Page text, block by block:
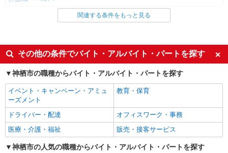
同じ雇用形態から小見川駅の求人を探す
同じ特徴から小見川駅の求人を探す
入社日応相談
未経験歓迎
経験者・有資格者歓迎
新卒・第二新卒歓迎
女性活躍中
フリーター歓迎
学歴不問
ブランクOK
ミドル（40代～）活躍中
エルダー（50代～）活躍中
シニア（60代～）活躍中
関連する条件をもっと見る
その他の条件でバイト・アルバイト・パートを探す
神栖市の職種からバイト・アルバイト・パートを探す
イベント・キャンペーン・アミュ
ーズメント
教育・保育
ドライバー・配達
オフィスワーク・事務
医療・介護・福祉
販売・接客サービス
神栖市の人気の職種からバイト・アルバイト・パートを探す